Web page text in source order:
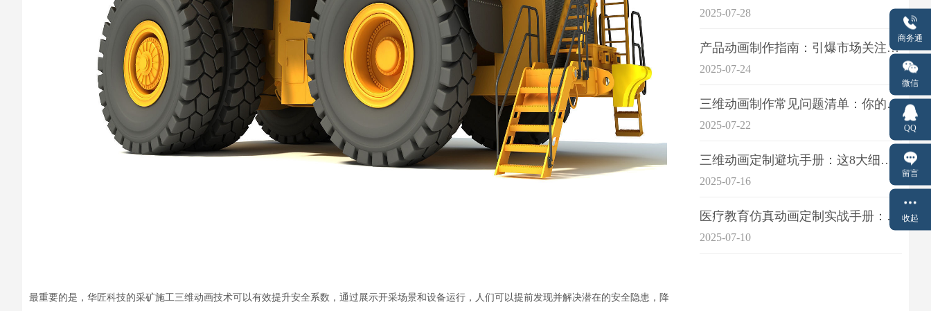
最重要的是，华匠科技的采矿施工三维动画技术可以有效提升安全系数，通过展示开采场景和设备运行，人们可以提前发现并解决潜在的安全隐患，降
2025-07-28
产品动画制作指南：引爆市场关注的视觉引擎
2025-07-24
三维动画制作常见问题清单：你的项目是否踩中这6大技术雷区？
2025-07-22
三维动画定制避坑手册：这8大细节重点关注
2025-07-16
医疗教育仿真动画定制实战手册：击破传统医学教育7大痛点
2025-07-10
商务通
微信
QQ
留言
收起